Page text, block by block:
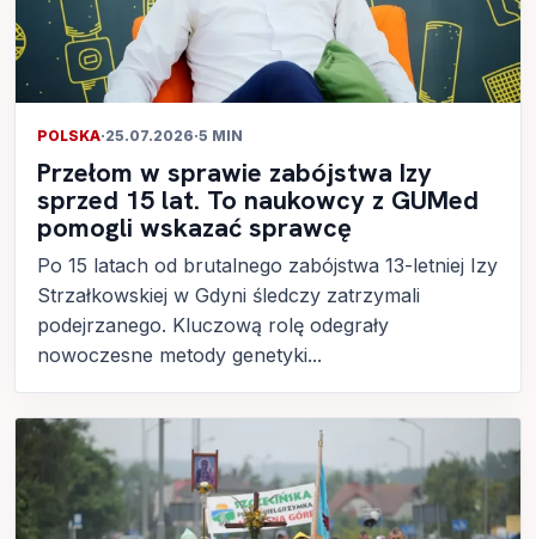
POLSKA·25.07.2026·5 MIN
Przełom w sprawie zabójstwa Izy
sprzed 15 lat. To naukowcy z GUMed
pomogli wskazać sprawcę
Po 15 latach od brutalnego zabójstwa 13-letniej Izy
Strzałkowskiej w Gdyni śledczy zatrzymali
podejrzanego. Kluczową rolę odegrały
nowoczesne metody genetyki...